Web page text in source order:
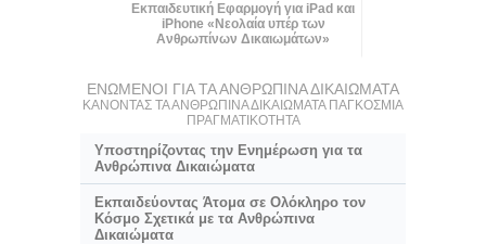
Εκπαιδευτική Εφαρμογή για iPad και
iPhone «Νεολαία υπέρ των
Ανθρωπίνων Δικαιωμάτων»
ΕΝΩΜΕΝΟΙ ΓΙΑ ΤΑ ΑΝΘΡΩΠΙΝΑ ΔΙΚΑΙΩΜΑΤΑ
ΚΑΝΟΝΤΑΣ ΤΑ ΑΝΘΡΩΠΙΝΑ ΔΙΚΑΙΩΜΑΤΑ ΠΑΓΚΟΣΜΙΑ
ΠΡΑΓΜΑΤΙΚΟΤΗΤΑ
Υποστηρίζοντας την Ενημέρωση για τα
Ανθρώπινα Δικαιώματα
Εκπαιδεύοντας Άτομα σε Ολόκληρο τον
Κόσμο Σχετικά με τα Ανθρώπινα
Δικαιώματα